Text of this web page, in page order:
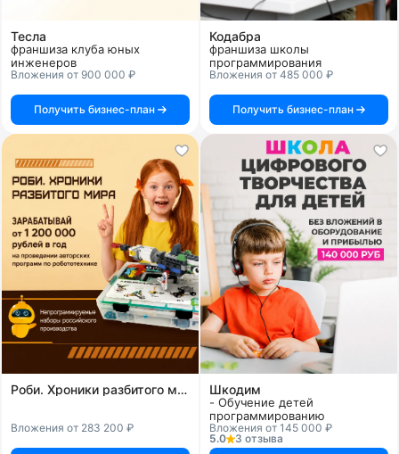
Тесла
франшиза клуба юных
инженеров
Вложения от 900 000 ₽
Получить бизнес-план
Кодабра
франшиза школы
программирования
Вложения от 485 000 ₽
Получить бизнес-план
Роби. Хроники разбитого мира
Вложения от 283 200 ₽
Шкодим
- Обучение детей
программированию
Вложения от 145 000 ₽
5.0
3 отзыва